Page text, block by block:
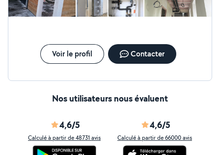
Voir le profil Contacter
Nos utilisateurs nous évaluent
4,6/5
Calculé à partir de 48731 avis
4,6/5
Calculé à partir de 66000 avis